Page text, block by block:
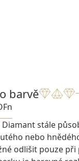
barvě
Fn
Diamant stále
nebo
odlišit pouze